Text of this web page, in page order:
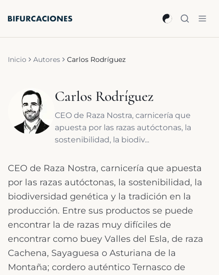
Inicio Autores Carlos Rodríguez
Carlos Rodríguez
CEO de Raza Nostra, carnicería que
apuesta por las razas autóctonas, la
sostenibilidad, la biodiv...
CEO de Raza Nostra, carnicería que apuesta
por las razas autóctonas, la sostenibilidad, la
biodiversidad genética y la tradición en la
producción. Entre sus productos se puede
encontrar la de razas muy difíciles de
encontrar como buey Valles del Esla, de raza
Cachena, Sayaguesa o Asturiana de la
Montaña; cordero auténtico Ternasco de